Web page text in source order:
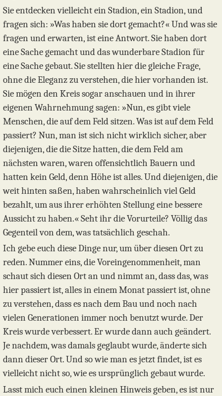
Sie entdecken vielleicht ein Stadion, ein Stadion, und
fragen sich: »Was haben sie dort gemacht?« Und was sie
fragen und erwarten, ist eine Antwort. Sie haben dort
eine Sache gemacht und das wunderbare Stadion für
eine Sache gebaut. Sie stellten hier die gleiche Frage,
ohne die Eleganz zu verstehen, die hier vorhanden ist.
Sie mögen den Kreis sogar anschauen und in ihrer
eigenen Wahrnehmung sagen: »Nun, es gibt viele
Menschen, die auf dem Feld sitzen. Was ist auf dem Feld
passiert? Nun, man ist sich nicht wirklich sicher, aber
diejenigen, die die Sitze hatten, die dem Feld am
nächsten waren, waren offensichtlich Bauern und
hatten kein Geld, denn Höhe ist alles. Und diejenigen, die
weit hinten saßen, haben wahrscheinlich viel Geld
bezahlt, um aus ihrer erhöhten Stellung eine bessere
Aussicht zu haben.« Seht ihr die Vorurteile? Völlig das
Gegenteil von dem, was tatsächlich geschah.
Ich gebe euch diese Dinge nur, um über diesen Ort zu
reden. Nummer eins, die Voreingenommenheit, man
schaut sich diesen Ort an und nimmt an, dass das, was
hier passiert ist, alles in einem Monat passiert ist, ohne
zu verstehen, dass es nach dem Bau und noch nach
vielen Generationen immer noch benutzt wurde. Der
Kreis wurde verbessert. Er wurde dann auch geändert.
Je nachdem, was damals geglaubt wurde, änderte sich
dann dieser Ort. Und so wie man es jetzt findet, ist es
vielleicht nicht so, wie es ursprünglich gebaut wurde.
Lasst mich euch einen kleinen Hinweis geben, es ist nur